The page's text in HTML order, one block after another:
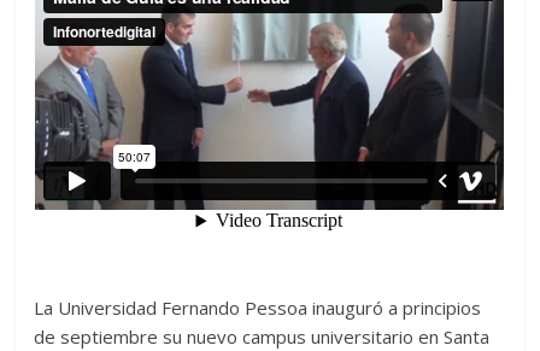
La Universidad Fernando Pessoa inauguró a principios
de septiembre su nuevo campus universitario en Santa